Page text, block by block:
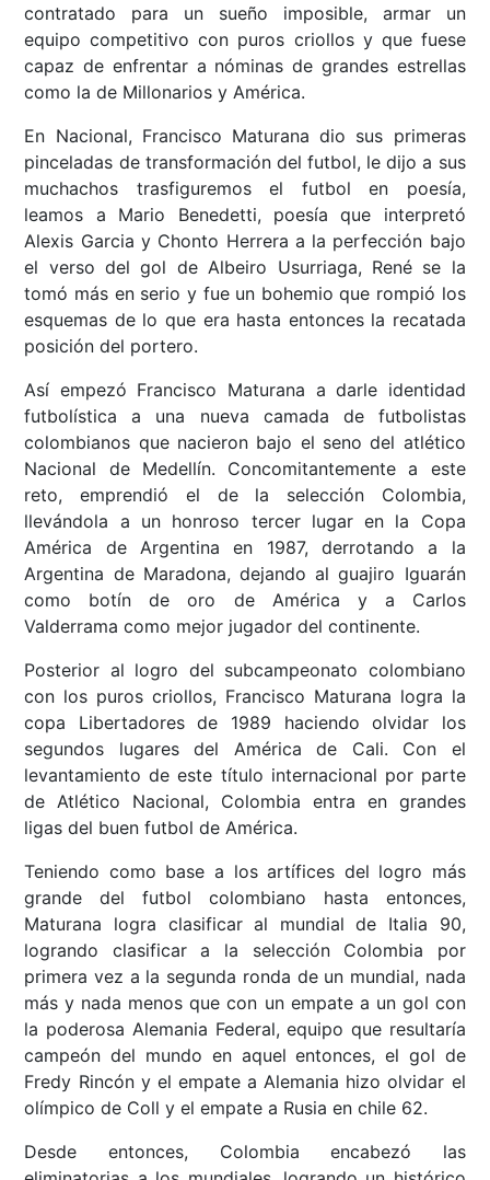
contratado para un sueño imposible, armar un
equipo competitivo con puros criollos y que fuese
capaz de enfrentar a nóminas de grandes estrellas
como la de Millonarios y América.
En Nacional, Francisco Maturana dio sus primeras
pinceladas de transformación del futbol, le dijo a sus
muchachos trasfiguremos el futbol en poesía,
leamos a Mario Benedetti, poesía que interpretó
Alexis Garcia y Chonto Herrera a la perfección bajo
el verso del gol de Albeiro Usurriaga, René se la
tomó más en serio y fue un bohemio que rompió los
esquemas de lo que era hasta entonces la recatada
posición del portero.
Así empezó Francisco Maturana a darle identidad
futbolística a una nueva camada de futbolistas
colombianos que nacieron bajo el seno del atlético
Nacional de Medellín. Concomitantemente a este
reto, emprendió el de la selección Colombia,
llevándola a un honroso tercer lugar en la Copa
América de Argentina en 1987, derrotando a la
Argentina de Maradona, dejando al guajiro Iguarán
como botín de oro de América y a Carlos
Valderrama como mejor jugador del continente.
Posterior al logro del subcampeonato colombiano
con los puros criollos, Francisco Maturana logra la
copa Libertadores de 1989 haciendo olvidar los
segundos lugares del América de Cali. Con el
levantamiento de este título internacional por parte
de Atlético Nacional, Colombia entra en grandes
ligas del buen futbol de América.
Teniendo como base a los artífices del logro más
grande del futbol colombiano hasta entonces,
Maturana logra clasificar al mundial de Italia 90,
logrando clasificar a la selección Colombia por
primera vez a la segunda ronda de un mundial, nada
más y nada menos que con un empate a un gol con
la poderosa Alemania Federal, equipo que resultaría
campeón del mundo en aquel entonces, el gol de
Fredy Rincón y el empate a Alemania hizo olvidar el
olímpico de Coll y el empate a Rusia en chile 62.
Desde entonces, Colombia encabezó las